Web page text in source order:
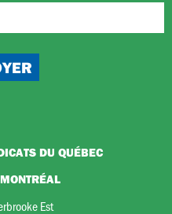
DU QUÉBEC
Est